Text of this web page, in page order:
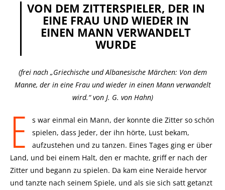
VON DEM ZITTERSPIELER, DER IN
EINE FRAU UND WIEDER IN
EINEN MANN VERWANDELT
WURDE
(frei nach „Griechische und Albanesische Märchen: Von dem
Manne, der in eine Frau und wieder in einen Mann verwandelt
wird.“ von J. G. von Hahn)
E
s war einmal ein Mann, der konnte die Zitter so schön
spielen, dass Jeder, der ihn hörte, Lust bekam,
aufzustehen und zu tanzen. Eines Tages ging er über
Land, und bei einem Halt, den er machte, griff er nach der
Zitter und begann zu spielen. Da kam eine Neraide hervor
und tanzte nach seinem Spiele, und als sie sich satt getanzt